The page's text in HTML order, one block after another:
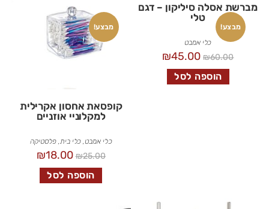
מבצע!
מברשת אסלה סיליקון – דגם
טלי
כלי אמבט
₪60.00
₪45.00
הוספה לסל
מבצע!
קופסאת אחסון אקרילית
למקלוניי אוזניים
כלי אמבט, כלי בית, פלסטיקה
₪25.00
₪18.00
הוספה לסל